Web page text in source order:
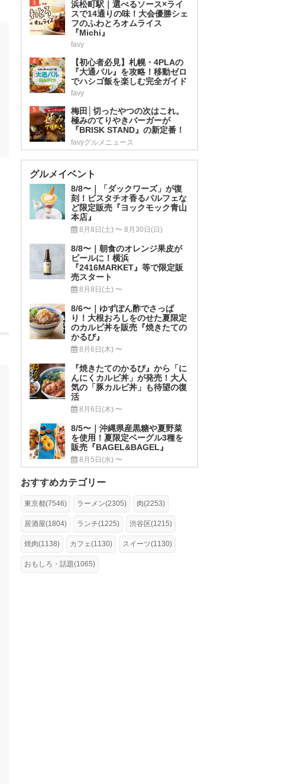
3
浜松町駅｜選べるソース×ライ
スで14通りの味！大会優勝シェ
フのふわとろオムライス
『Michi』
favy
4
【初心者必見】札幌・4PLAの
『大通バル』を攻略！移動ゼロ
でハシゴ飯を楽しむ完全ガイド
favy
5
梅田│切ったやつの次はこれ。
極みのてりやきバーガーが
『BRISK STAND』の新定番！
favyグルメニュース
グルメイベント
8/8〜｜「ダックワーズ」が復
刻！ピスタチオ香るパルフェな
ど限定販売『ヨックモック青山
本店』
8月8日(土) 〜 8月30日(日)
8/8〜｜朝食のオレンジ果皮が
ビールに！横浜
『2416MARKET』等で限定販
売スタート
8月8日(土) 〜
8/6〜｜ゆずぽん酢でさっぱ
り！大根おろしをのせた夏限定
のカルビ丼を販売『焼きたての
かるび』
8月6日(木) 〜
『焼きたてのかるび』から「に
んにくカルビ丼」が発売！大人
気の「豚カルビ丼」も待望の復
活
8月6日(木) 〜
8/5〜｜沖縄県産黒糖や夏野菜
を使用！夏限定ベーグル3種を
販売『BAGEL&BAGEL』
8月5日(水) 〜
おすすめカテゴリー
東京都(7546) ラーメン(2305) 肉(2253)
居酒屋(1804) ランチ(1225) 渋谷区(1215)
焼肉(1138) カフェ(1130) スイーツ(1130)
おもしろ・話題(1065)